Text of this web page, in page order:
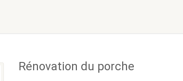
Rénovation du porche